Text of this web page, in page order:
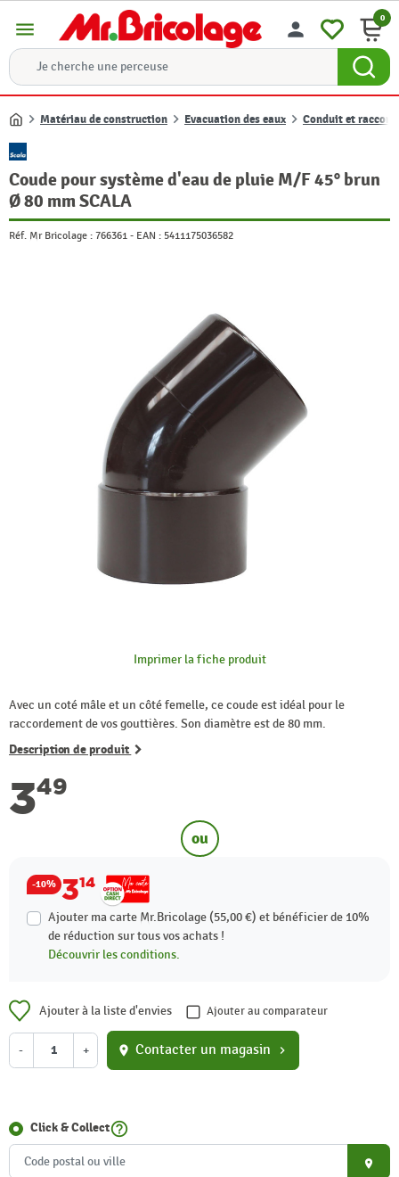
menu person 0
Accueil
Matériau de construction Evacuation des eaux Conduit et raccord
Coude pour système d'eau de pluie M/F 45° brun
Ø 80 mm SCALA
Réf. Mr Bricolage : 766361 - EAN : 5411175036582
Imprimer la fiche produit
Avec un coté mâle et un côté femelle, ce coude est idéal pour le
raccordement de vos gouttières. Son diamètre est de 80 mm.
Description de produit
349
ou
-10% 314
Ajouter ma carte Mr.Bricolage (55,00 €) et bénéficier de 10%
de réduction sur tous vos achats !
Découvrir les conditions.
Ajouter à la liste d'envies Ajouter au comparateur
- + location_on Contacter un magasin chevron_right
Click & Collecthelp_outline
place